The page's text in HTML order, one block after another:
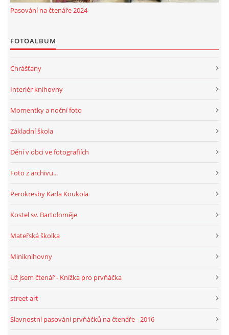
SLUŽBY
HRY, KVÍZY, VZDĚLÁVÁNÍ ON-LINE
© 2026 eStránky.cz |RSS Aktualizováno: 1. 8. 2026
Pasování na čtenáře 2024
FOTOALBUM
Chrášťany
Interiér knihovny
Momentky a noční foto
Základní škola
Dění v obci ve fotografiích
Foto z archivu...
Perokresby Karla Koukola
Kostel sv. Bartoloměje
Mateřská školka
Miniknihovny
Už jsem čtenář - Knížka pro prvňáčka
street art
Slavnostní pasování prvňáčků na čtenáře - 2016